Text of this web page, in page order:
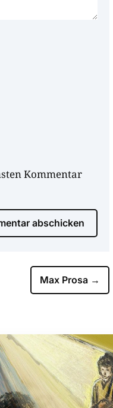
Kommentar
abschicken
Max Prosa →